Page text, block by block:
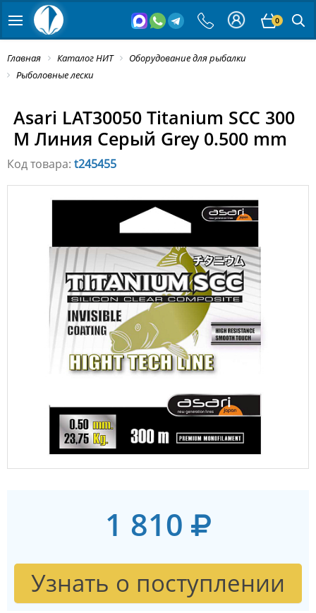
0
Главная Каталог НИТ
Оборудование для рыбалки
Рыболовные лески
Asari LAT30050 Titanium SCC 300
M Линия Серый Grey 0.500 mm
Код товара: t245455
1 810
Узнать о поступлении